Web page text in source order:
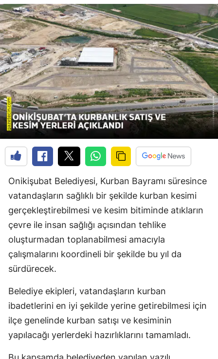
Onikişubat Belediyesi, Kurban Bayramı süresince
vatandaşların sağlıklı bir şekilde kurban kesimi
gerçekleştirebilmesi ve kesim bitiminde atıkların
çevre ile insan sağlığı açısından tehlike
oluşturmadan toplanabilmesi amacıyla
çalışmalarını koordineli bir şekilde bu yıl da
sürdürecek.
Belediye ekipleri, vatandaşların kurban
ibadetlerini en iyi şekilde yerine getirebilmesi için
ilçe genelinde kurban satışı ve kesiminin
yapılacağı yerlerdeki hazırlıklarını tamamladı.